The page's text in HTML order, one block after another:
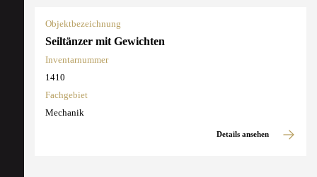
Objektbezeichnung
Seiltänzer mit Gewichten
Inventarnummer
1410
Fachgebiet
Mechanik
Details ansehen